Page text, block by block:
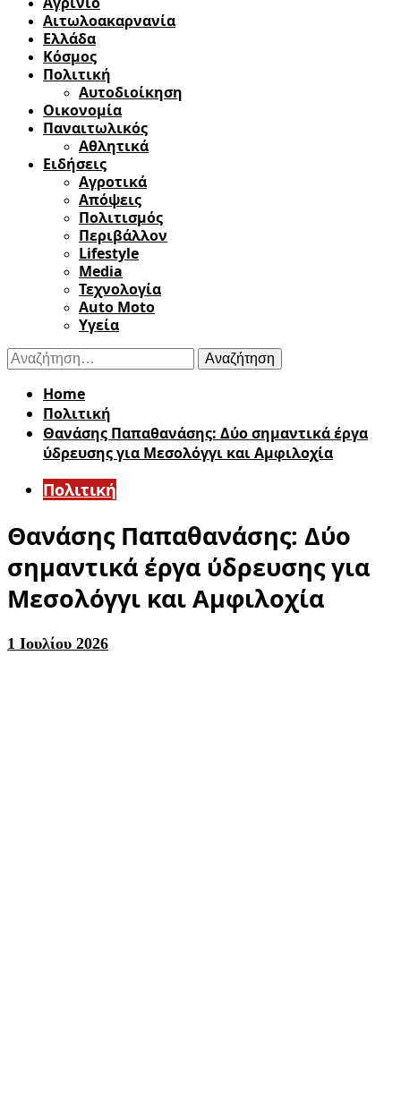
Αιτωλοακαρνανία
Ελλάδα
Κόσμος
Πολιτική
Αυτοδιοίκηση
Οικονομία
Παναιτωλικός
Αθλητικά
Ειδήσεις
Αγροτικά
Απόψεις
Πολιτισμός
Περιβάλλον
Lifestyle
Media
Τεχνολογία
Auto Moto
Υγεία
Αναζήτηση
για:
Home
Πολιτική
Θανάσης Παπαθανάσης: Δύο σημαντικά έργα
ύδρευσης για Μεσολόγγι και Αμφιλοχία
Πολιτική
Θανάσης Παπαθανάσης: Δύο
σημαντικά έργα ύδρευσης για
Μεσολόγγι και Αμφιλοχία
1 Ιουλίου 2026